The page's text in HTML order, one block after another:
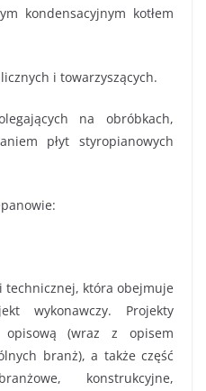
kondensacyjnym kotłem
i towarzyszących.
na obróbkach,
płyt styropianowych
technicznej, która obejmuje
wykonawczy. Projekty
opisową (wraz z opisem
branż), a także część
konstrukcyjne,